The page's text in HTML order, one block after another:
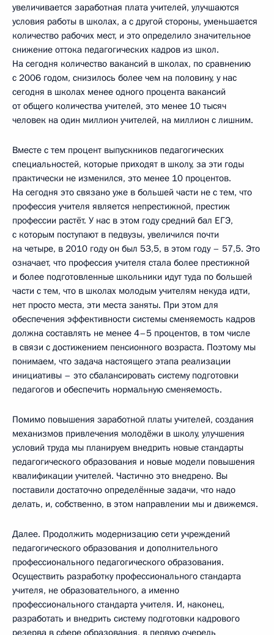
увеличивается заработная плата учителей, улучшаются
условия работы в школах, а с другой стороны, уменьшается
количество рабочих мест, и это определило значительное
снижение оттока педагогических кадров из школ.
На сегодня количество вакансий в школах, по сравнению
с 2006 годом, снизилось более чем на половину, у нас
сегодня в школах менее одного процента вакансий
от общего количества учителей, это менее 10 тысяч
человек на один миллион учителей, на миллион с лишним.
Вместе с тем процент выпускников педагогических
специальностей, которые приходят в школу, за эти годы
практически не изменился, это менее 10 процентов.
На сегодня это связано уже в большей части не с тем, что
профессия учителя является непрестижной, престиж
профессии растёт. У нас в этом году средний бал ЕГЭ,
с которым поступают в педвузы, увеличился почти
на четыре, в 2010 году он был 53,5, в этом году – 57,5. Это
означает, что профессия учителя стала более престижной
и более подготовленные школьники идут туда по большей
части с тем, что в школах молодым учителям некуда идти,
нет просто места, эти места заняты. При этом для
обеспечения эффективности системы сменяемость кадров
должна составлять не менее 4–5 процентов, в том числе
в связи с достижением пенсионного возраста. Поэтому мы
понимаем, что задача настоящего этапа реализации
инициативы – это сбалансировать систему подготовки
педагогов и обеспечить нормальную сменяемость.
Помимо повышения заработной платы учителей, создания
механизмов привлечения молодёжи в школу, улучшения
условий труда мы планируем внедрить новые стандарты
педагогического образования и новые модели повышения
квалификации учителей. Частично это внедрено. Вы
поставили достаточно определённые задачи, что надо
делать, и, собственно, в этом направлении мы и движемся.
Далее. Продолжить модернизацию сети учреждений
педагогического образования и дополнительного
профессионального педагогического образования.
Осуществить разработку профессионального стандарта
учителя, не образовательного, а именно
профессионального стандарта учителя. И, наконец,
разработать и внедрить систему подготовки кадрового
резерва в сфере образования, в первую очередь